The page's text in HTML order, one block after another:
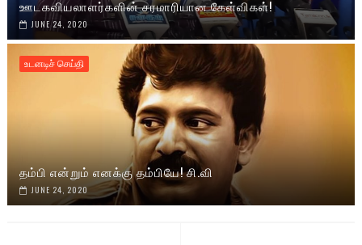
ஊடகவியலாளர்களின் சரமாரியான கேள்விகள்!
JUNE 24, 2020
உடனடிச் செய்தி
தம்பி என்றும் எனக்கு தம்பியே! சி.வி
JUNE 24, 2020